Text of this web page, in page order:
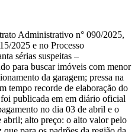
Administrativo n° 090/2025,
2025 e no Processo
sérias suspeitas –
para buscar imóveis com menor
da garagem; pressa na
tempo recorde de elaboração do
publicada em em diário oficial
no dia 03 de abril e o
abril; alto preço: o alto valor pelo